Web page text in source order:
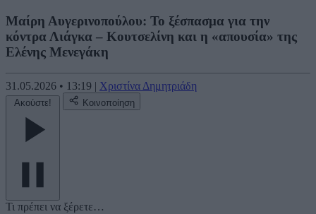
Μαίρη Αυγερινοπούλου: Το ξέσπασμα για την
κόντρα Λιάγκα – Κουτσελίνη και η «απουσία» της
Ελένης Μενεγάκη
31.05.2026 • 13:19 | Χριστίνα Δημητριάδη
Ακούστε! Κοινοποίηση
Τι πρέπει να ξέρετε…